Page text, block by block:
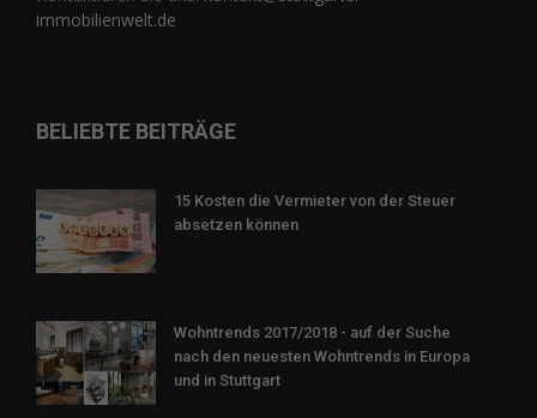
immobilienwelt.de
BELIEBTE BEITRÄGE
15 Kosten die Vermieter von der Steuer
absetzen können
Wohntrends 2017/2018 - auf der Suche
nach den neuesten Wohntrends in Europa
und in Stuttgart